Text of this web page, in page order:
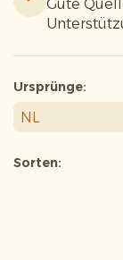
Gute
Ursprünge:
NL
Sorten: